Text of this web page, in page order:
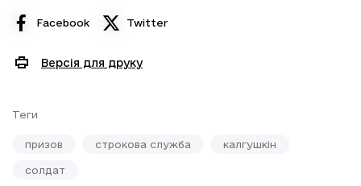
Facebook Twitter
Версія для друку
Теги
призов строкова служба калгушкін
солдат